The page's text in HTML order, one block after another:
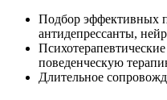
Подбор эффективных
антидепрессанты,
поведенческую
Длительное